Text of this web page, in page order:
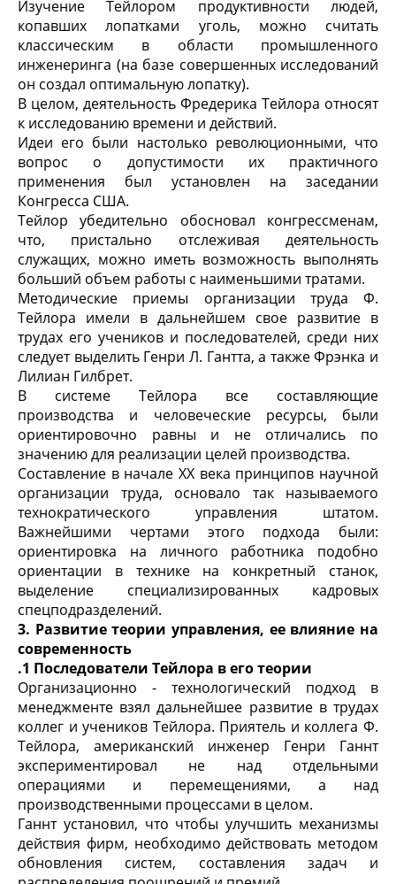
Изучение Тейлором продуктивности людей,
копавших лопатками уголь, можно считать
классическим в области промышленного
инженеринга (на базе совершенных исследований
он создал оптимальнуюлопатку).
В целом, деятельность Фредерика Тейлора относят
к исследованию времени и действий.
Идеи его были настолько революционными, что
вопрос о допустимости их практичного
применения был установлен на заседании
Конгресса США.
Тейлор убедительно обосновал конгрессменам,
что, пристально отслеживая деятельность
служащих, можно иметь возможность выполнять
больший объем работы с наименьшими тратами.
Методические приемы организации труда Ф.
Тейлора имели в дальнейшем свое развитие в
трудах его учеников и последователей, среди них
следует выделить Генри Л. Гантта, а также Фрэнка и
Лилиан Гилбрет.
В системе Тейлора все составляющие
производства и человеческие ресурсы, были
ориентировочно равны и не отличались по
значению для реализации целей производства.
Составление в начале XX века принципов научной
организации труда, основало так называемого
технократического управления штатом.
Важнейшими чертами этого подхода были:
ориентировка на личного работника подобно
ориентации в технике на конкретный станок,
выделение специализированных кадровых
спецподразделений.
3. Развитие теории управления, ее влияние на
современность
.1 Последователи Тейлора в его теории
Организационно - технологический подход в
менеджменте взял дальнейшее развитие в трудах
коллег и учеников Тейлора. Приятель и коллега Ф.
Тейлора, американский инженер Генри Ганнт
экспериментировал не над отдельными
операциями и перемещениями, а над
производственными процессами в целом.
Ганнт установил, что чтобы улучшить механизмы
действия фирм, необходимо действовать методом
обновления систем, составления задач и